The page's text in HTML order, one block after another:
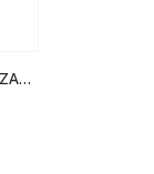
ERIKA HAVANA POLARIZADA